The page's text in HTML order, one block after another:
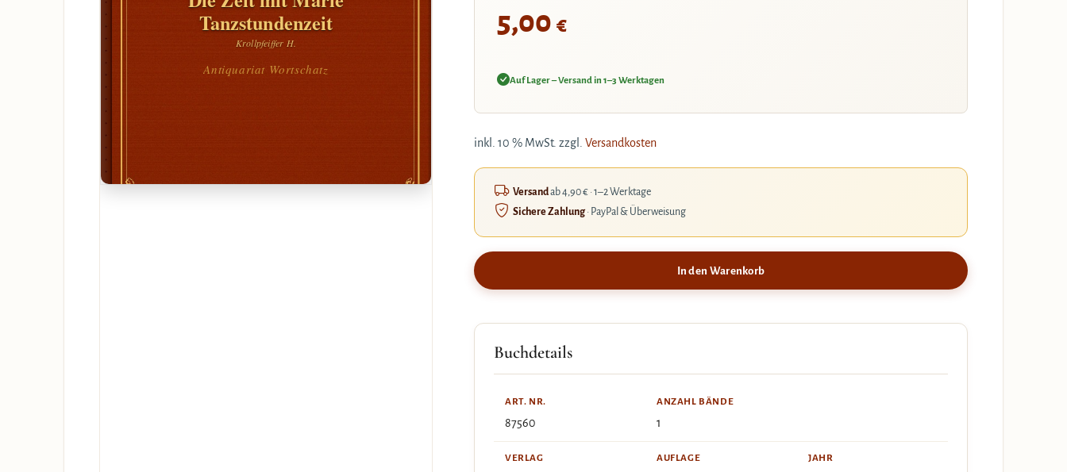
Tanzstundenzeit
Krollpfeiffer H.
Antiquariat Wortschatz
5,00 €
Auf Lager – Versand in 1–3 Werktagen
inkl. 10 % MwSt. zzgl. Versandkosten
Versandab 4,90 € · 1–2 Werktage
Sichere Zahlung· PayPal & Überweisung
In den Warenkorb
Buchdetails
ART. NR.
87560
ANZAHL BÄNDE
1
VERLAG AUFLAGE JAHR